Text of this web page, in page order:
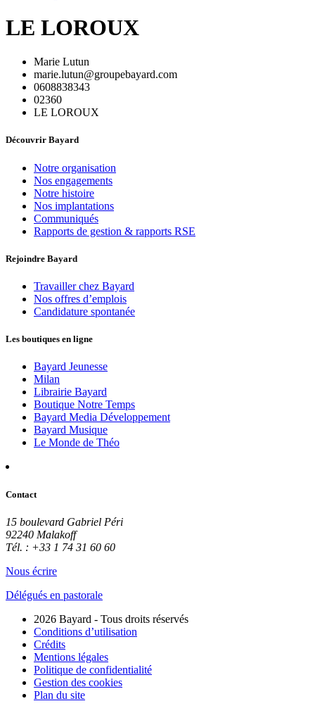
LE LOROUX
Marie Lutun
marie.lutun@groupebayard.com
0608838343
02360
LE LOROUX
Découvrir Bayard
Notre organisation
Nos engagements
Notre histoire
Nos implantations
Communiqués
Rapports de gestion & rapports RSE
Rejoindre Bayard
Travailler chez Bayard
Nos offres d’emplois
Candidature spontanée
Les boutiques en ligne
Bayard Jeunesse
Milan
Librairie Bayard
Boutique Notre Temps
Bayard Media Développement
Bayard Musique
Le Monde de Théo
Contact
15 boulevard Gabriel Péri
92240 Malakoff
Tél. : +33 1 74 31 60 60
Nous écrire
Délégués en pastorale
2026 Bayard - Tous droits réservés
Conditions d’utilisation
Crédits
Mentions légales
Politique de confidentialité
Gestion des cookies
Plan du site